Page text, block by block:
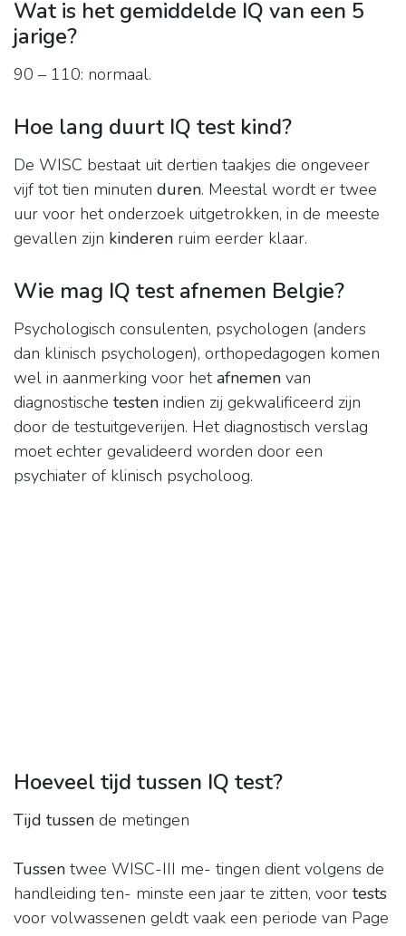
Wat is het gemiddelde IQ van een 5
jarige?
90 – 110: normaal.
Hoe lang duurt IQ test kind?
De WISC bestaat uit dertien taakjes die ongeveer
vijf tot tien minuten duren. Meestal wordt er twee
uur voor het onderzoek uitgetrokken, in de meeste
gevallen zijn kinderen ruim eerder klaar.
Wie mag IQ test afnemen Belgie?
Psychologisch consulenten, psychologen (anders
dan klinisch psychologen), orthopedagogen komen
wel in aanmerking voor hetafnemen van
diagnostische testen indien zij gekwalificeerd zijn
door de testuitgeverijen. Het diagnostisch verslag
moet echter gevalideerd worden door een
psychiater of klinisch psycholoog.
Hoeveel tijd tussen IQ test?
Tijd tussen de metingen
Tussen twee WISC-III me- tingen dient volgens de
handleiding ten- minste een jaar te zitten, voor tests
voor volwassenen geldt vaak een periode van Page